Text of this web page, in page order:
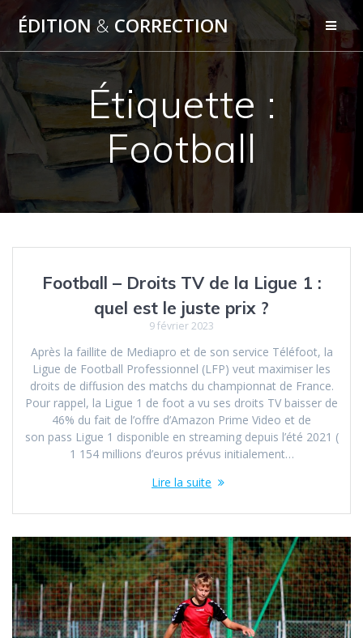
Skip
to
content
ÉDITION & CORRECTION
Étiquette :
Football
Football – Droits TV de la Ligue 1 :
quel est le juste prix ?
9 février 2023
Après la faillite de Mediapro et de son service Téléfoot, la
Ligue de Football Professionnel (LFP) veut maximiser les
droits de diffusion des matchs du championnat de France.
Pour rappel, la Ligue 1 de foot a vu ses droits TV baisser de
46% du fait de l’offre d’Amazon Prime Video et de
son pass Ligue 1 disponible en streaming depuis l’été 2021 (
1 154 millions d’euros prévus initialement…
Lire la suite